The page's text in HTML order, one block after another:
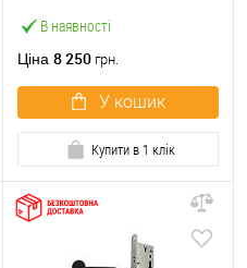
В наявності
мм червона
Ціна 8 250 грн.
У кошик
Купити в 1 клік